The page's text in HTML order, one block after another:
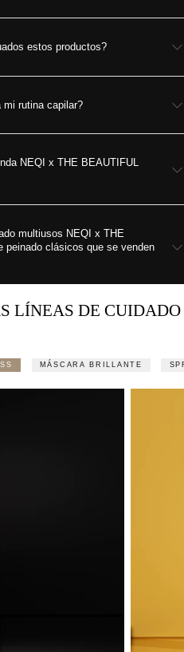
estos productos?
mi rutina capilar?
NEQI x THE BEAUTIFUL
multiusos NEQI x THE
peinado clásicos que se venden
LÍNEAS DE CUIDADO
MÁSCARA BRILLANTE